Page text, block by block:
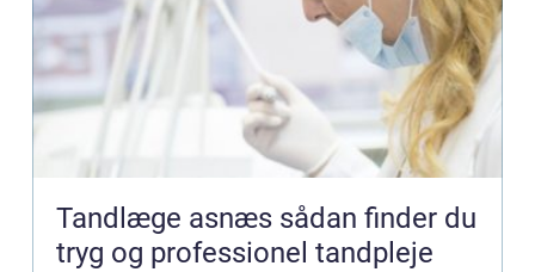
Tandlæge asnæs sådan finder du
tryg og professionel tandpleje